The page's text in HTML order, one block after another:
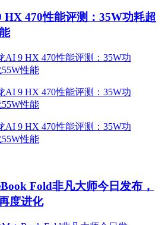
470性能评测：35W功耗超
Fold非凡大师今日发布，
度进化